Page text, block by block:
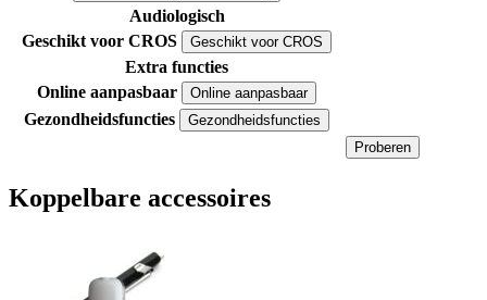
Audiologisch
Geschikt voor CROS
Geschikt voor CROS
Extra functies
Online aanpasbaar
Online aanpasbaar
Gezondheidsfuncties
Gezondheidsfuncties
Proberen
Koppelbare accessoires